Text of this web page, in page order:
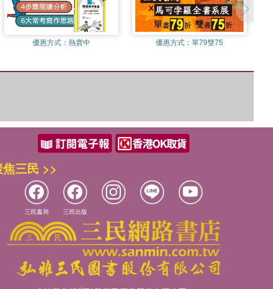
優惠方式： 熱賣中 優惠方式：單79雙75
三民 >>
三民書局 三民出版